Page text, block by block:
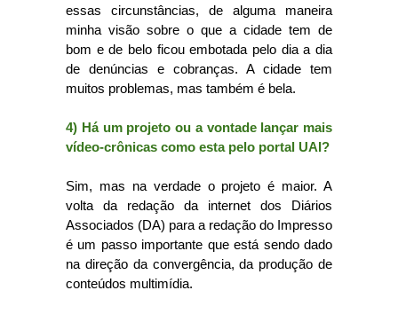
essas circunstâncias, de alguma maneira
minha visão sobre o que a cidade tem de
bom e de belo ficou embotada pelo dia a dia
de denúncias e cobranças. A cidade tem
muitos problemas, mas também é bela.
4) Há um projeto ou a vontade lançar mais
vídeo-crônicas como esta pelo portal UAI?
Sim, mas na verdade o projeto é maior. A
volta da redação da internet dos Diários
Associados (DA) para a redação do Impresso
é um passo importante que está sendo dado
na direção da convergência, da produção de
conteúdos multimídia.